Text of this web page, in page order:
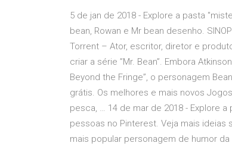
5 de jan de 2018 - Explore a pasta
bean, Rowan e Mr bean desenho.
Torrent – Ator, escritor, diretor e
criar a série ”Mr. Bean”. Embora
Beyond the Fringe”, o personagem
grátis. Os melhores e mais novos
pesca, … 14 de mar de 2018 - Explore
pessoas no Pinterest. Veja mais ideias
mais popular personagem de humor